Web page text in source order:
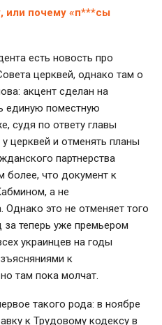
или почему «п***сы
есть новость про
церквей, однако там о
акцент сделан на
единую поместную
судя по ответу главы
церквей и отменять планы
партнерства
более, что документ к
а не
это не отменяет того
теперь уже премьером
украинцев на годы
к
там пока молчат.
такого рода: в ноябре
к Трудовому кодексу в